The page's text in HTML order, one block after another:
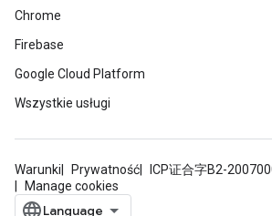
Chrome
Firebase
Google Cloud Platform
Wszystkie usługi
Warunki Prywatność
ICP证合字B2-
Manage cookies